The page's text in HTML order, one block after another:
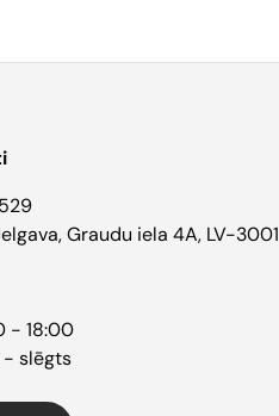
Graudu iela 4A, LV-3001
- 18:00
- slēgts